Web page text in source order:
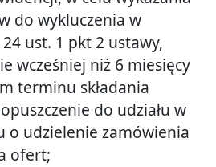
do wykluczenia w
ust. 1 pkt 2 ustawy,
wcześniej niż 6 miesięcy
terminu składania
do udziału w
o udzielenie zamówienia
ofert;